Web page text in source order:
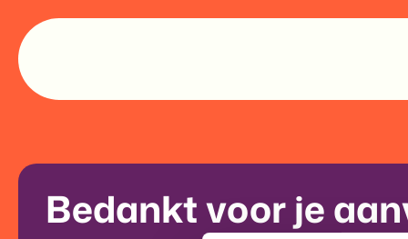
Bedankt voor je